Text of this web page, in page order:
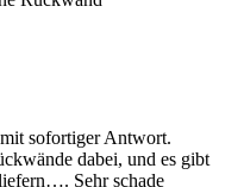
sofortiger Antwort.
dabei, und es gibt
Sehr schade